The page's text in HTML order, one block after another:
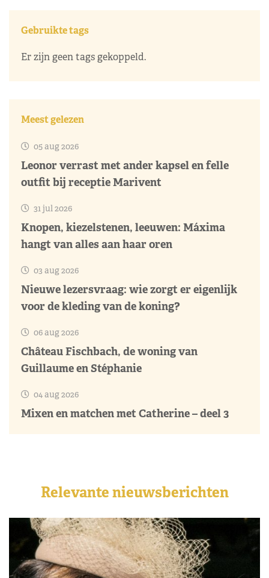
Gebruikte tags
Er zijn geen tags gekoppeld.
Meest gelezen
05 aug 2026
Leonor verrast met ander kapsel en felle
outfit bij receptie Marivent
31 jul 2026
Knopen, kiezelstenen, leeuwen: Máxima
hangt van alles aan haar oren
03 aug 2026
Nieuwe lezersvraag: wie zorgt er eigenlijk
voor de kleding van de koning?
06 aug 2026
Château Fischbach, de woning van
Guillaume en Stéphanie
04 aug 2026
Mixen en matchen met Catherine – deel 3
Relevante nieuwsberichten